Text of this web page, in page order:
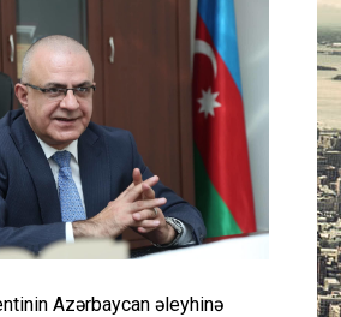
Güney Azərbaycan
Mədəniyyət
Müsahibə
Azərbaycan əleyhinə